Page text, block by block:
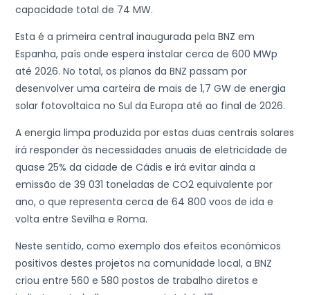
capacidade total de 74 MW.
Esta é a primeira central inaugurada pela BNZ em
Espanha, país onde espera instalar cerca de 600 MWp
até 2026. No total, os planos da BNZ passam por
desenvolver uma carteira de mais de 1,7 GW de energia
solar fotovoltaica no Sul da Europa até ao final de 2026.
A energia limpa produzida por estas duas centrais solares
irá responder às necessidades anuais de eletricidade de
quase 25% da cidade de Cádis e irá evitar ainda a
emissão de 39 031 toneladas de CO2 equivalente por
ano, o que representa cerca de 64 800 voos de ida e
volta entre Sevilha e Roma.
Neste sentido, como exemplo dos efeitos económicos
positivos destes projetos na comunidade local, a BNZ
criou entre 560 e 580 postos de trabalho diretos e